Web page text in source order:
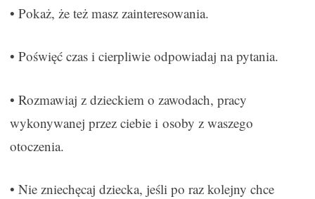
• Pokaż, że też masz zainteresowania.
• Poświęć czas i cierpliwie odpowiadaj na pytania.
• Rozmawiaj z dzieckiem o zawodach, pracy
wykonywanej przez ciebie i osoby z waszego
otoczenia.
• Nie zniechęcaj dziecka, jeśli po raz kolejny chce